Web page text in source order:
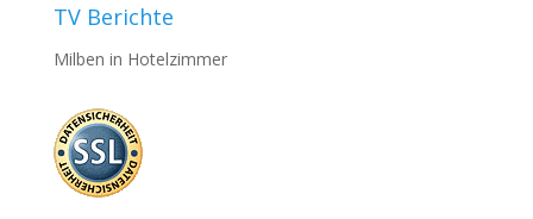
TV Berichte
Milben in Hotelzimmer